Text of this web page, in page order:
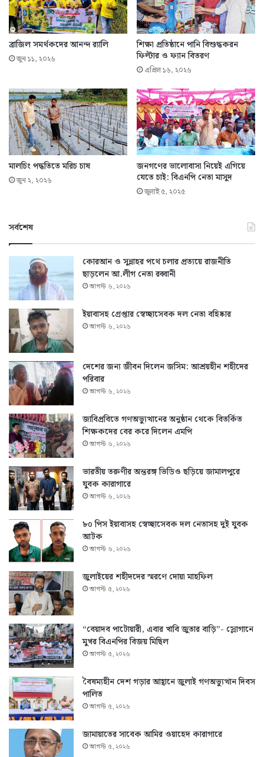
ব্রাজিল সমর্থকদের আনন্দ র‌্যালি
জুন ১১, ২০২৬
শিক্ষা প্রতিষ্ঠানে পানি বিশুদ্ধকরন
ফিল্টার ও ফ্যান বিতরণ
এপ্রিল ১৬, ২০২৬
মালচিং পদ্ধতিতে মরিচ চাষ
জুন ২, ২০২৬
জনগণের ভালোবাসা নিয়েই এগিয়ে
যেতে চাই: বিএনপি নেতা মাসুদ
জুলাই ৫, ২০২৫
সর্বশেষ
কোরআন ও সুন্নাহর পথে চলার প্রত্যয়ে রাজনীতি
ছাড়লেন আ.লীগ নেতা রব্বানী
আগস্ট ৬, ২০২৬
ইয়াবাসহ গ্রেপ্তার স্বেচ্ছাসেবক দল নেতা বহিষ্কার
আগস্ট ৬, ২০২৬
দেশের জন্য জীবন দিলেন জসিম: আশ্রয়হীন শহীদের
পরিবার
আগস্ট ৬, ২০২৬
জাবিপ্রবিতে গণঅভ্যুত্থানের অনুষ্ঠান থেকে বিতর্কিত
শিক্ষকদের বের করে দিলেন এমপি
আগস্ট ৬, ২০২৬
ভারতীয় তরুণীর অন্তরঙ্গ ভিডিও ছড়িয়ে জামালপুরে
যুবক কারাগারে
আগস্ট ৬, ২০২৬
৮০ পিস ইয়াবাসহ স্বেচ্ছাসেবক দল নেতাসহ দুই যুবক
আটক
আগস্ট ৬, ২০২৬
জুলাইয়ের শহীদদের স্মরণে দোয়া মাহফিল
আগস্ট ৫, ২০২৬
“বেয়াদব পাটোয়ারী, এবার খাবি জুতার বাড়ি”- স্লোগানে
মুখর বিএনপির বিজয় মিছিল
আগস্ট ৫, ২০২৬
বৈষম্যহীন দেশ গড়ার আহ্বানে জুলাই গণঅভ্যুত্থান দিবস
পালিত
আগস্ট ৫, ২০২৬
জামায়াতের সাবেক আমির ওয়াহেদ কারাগারে
আগস্ট ৫, ২০২৬